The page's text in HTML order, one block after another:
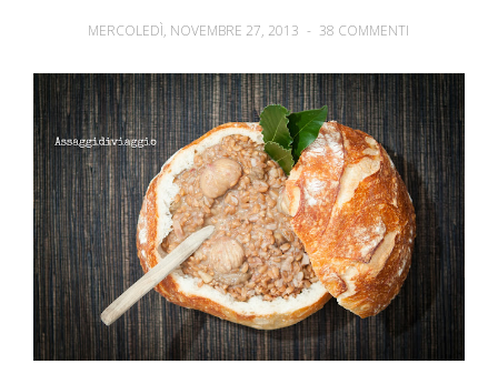
MERCOLEDÌ, NOVEMBRE 27, 2013 - 38 COMMENTI